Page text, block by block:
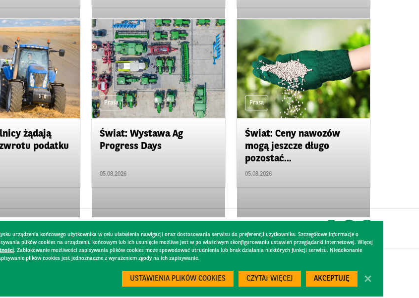
żądają
podatku
Prasa
Świat: Wystawa Ag
Progress Days
05.08.2026
Prasa
Świat: Ceny nawozów
mogą jeszcze długo
pozostać...
05.08.2026
urządzenia końcowego użytkownika w celu ułatwienia nawigacji oraz dostosowania serwisu do preferencji użytkownika. Szczegółowe informacje o
plików cookies na urządzeniu końcowym lub ich usunięcie możliwe jest w po właściwym skonfigurowaniu ustawień przeglądarki internetowej. Więcej
. Zablokowanie możliwości zapisywania plików cookies może spowodować utrudnienia lub brak działania niektórych funkcji serwisu. Niedokonanie
plików cookies jest jednoznaczne z wyrażeniem zgody na ich zapisywanie.
USTAWIENIA PLIKÓW COOKIES CZYTAJ WIĘCEJ AKCEPTUJĘ
Created by 300.codes